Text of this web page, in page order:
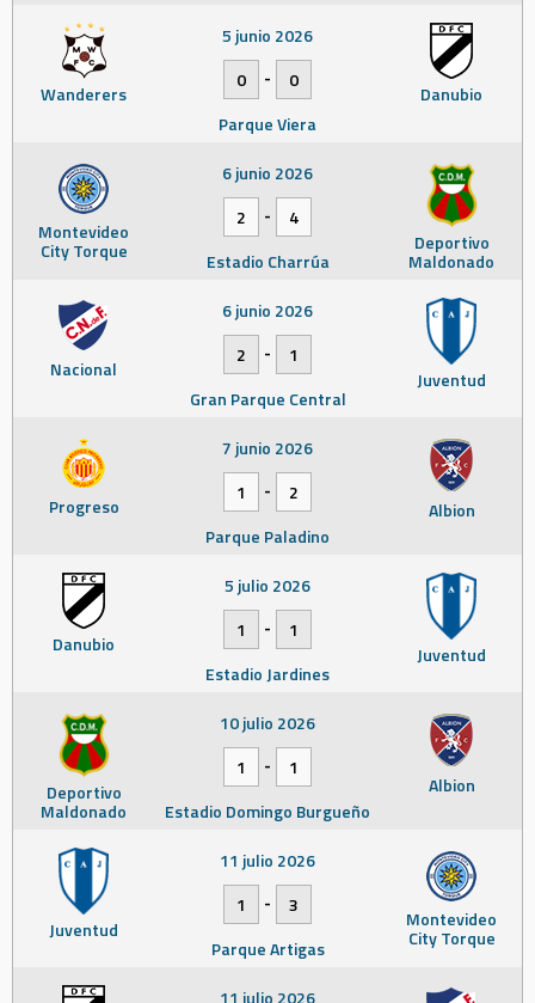
Wanderers Danubio
5 junio 2026
0
-
0
Parque Viera
Montevideo
City Torque Deportivo
Maldonado
6 junio 2026
2
-
4
Estadio Charrúa
Nacional Juventud
6 junio 2026
2
-
1
Gran Parque Central
Progreso Albion
7 junio 2026
1
-
2
Parque Paladino
Danubio Juventud
5 julio 2026
1
-
1
Estadio Jardines
Deportivo
Maldonado
Albion
10 julio 2026
1
-
1
Estadio Domingo Burgueño
Juventud Montevideo
City Torque
11 julio 2026
1
-
3
Parque Artigas
11 julio 2026